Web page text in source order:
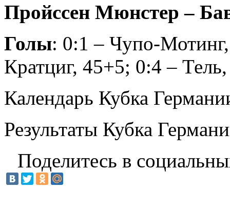
Пройссен Мюнстер –
Голы: 0:1 – Чупо-
Кратциг, 45+5; 0:4 –
Календарь Кубка
Результаты Кубка
Поделитесь в